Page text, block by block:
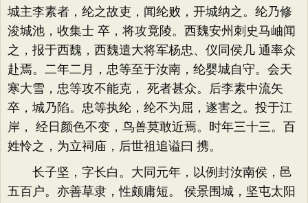
城主李素者，纶之故吏，闻纶败，开城纳之。纶乃修
浚城池，收集士 卒，将攻竟陵。西魏安州刺史马岫闻
之，报于西魏，西魏遣大将军杨忠、仪同侯几 通率众
赴焉。二年二月，忠等至于汝南，纶婴城自守。会天
寒大雪，忠等攻不能克， 死者甚众。后李素中流矢
卒，城乃陷。忠等执纶，纶不为屈，遂害之。投于江
岸， 经日颜色不变，鸟兽莫敢近焉。时年三十三。百
姓怜之，为立祠庙，后世祖追谥曰 携。
长子坚，字长白。大同元年，以例封汝南侯，邑
五百户。亦善草隶，性颇庸短。 侯景围城，坚屯太阳